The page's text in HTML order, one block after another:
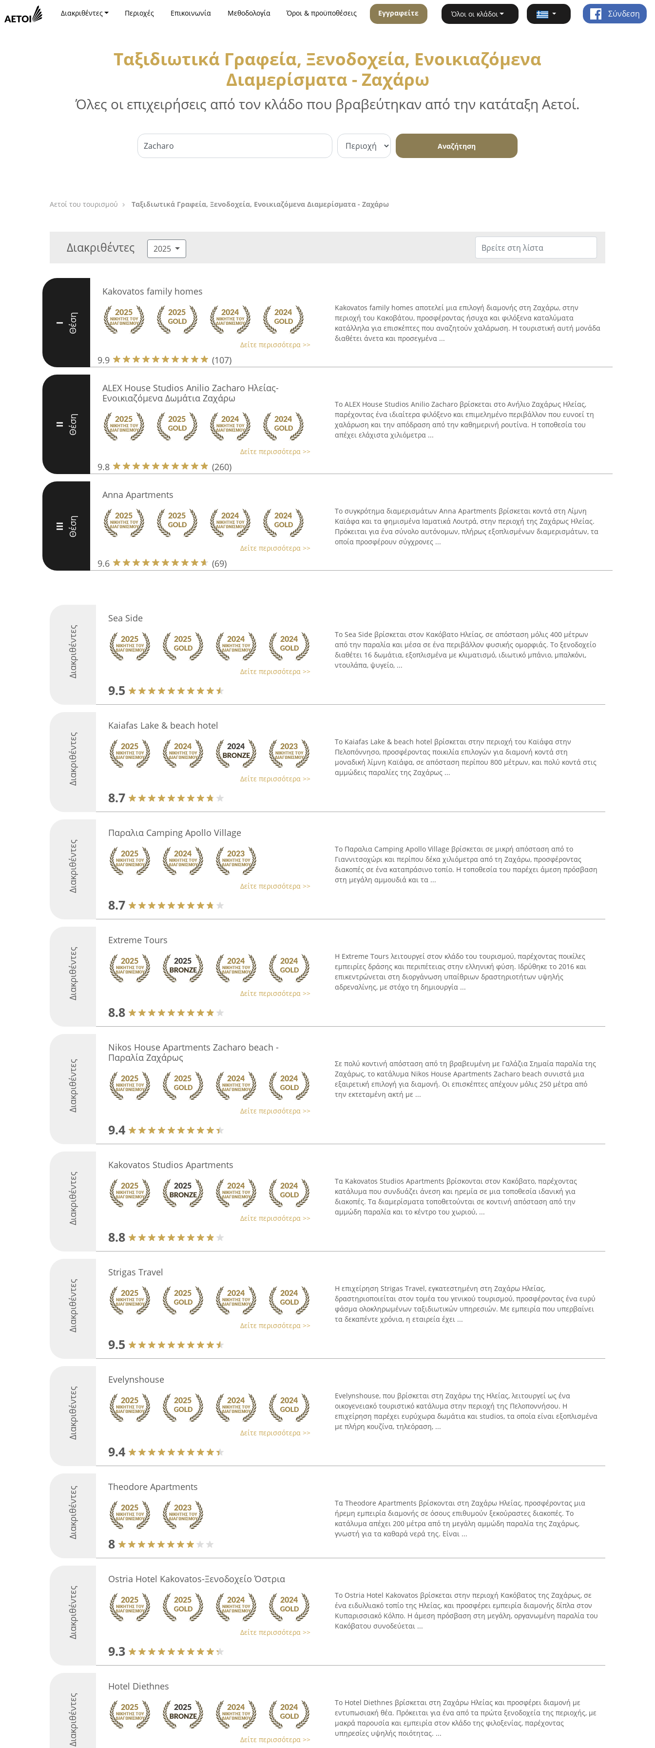
Διακριθέντες Περιοχές Επικοινωνία Μεθοδολογία Όροι & προϋποθέσεις Εγγραφείτε Όλοι οι κλάδοι Σύνδεση
Ταξιδιωτικά Γραφεία, Ξενοδοχεία, Ενοικιαζόμενα
Διαμερίσματα - Ζαχάρω
Όλες οι επιχειρήσεις από τον κλάδο που βραβεύτηκαν από την κατάταξη Αετοί.
Αναζήτηση
Αετοί του τουρισμού Ταξιδιωτικά Γραφεία, Ξενοδοχεία, Ενοικιαζόμενα Διαμερίσματα - Ζαχάρω
Διακριθέντες 2025
I Θέση
Kakovatos family homes
Δείτε περισσότερα >>
9.9 (107)
Kakovatos family homes αποτελεί μια επιλογή διαμονής στη Ζαχάρω, στην
περιοχή του Κακοβάτου, προσφέροντας ήσυχα και φιλόξενα καταλύματα
κατάλληλα για επισκέπτες που αναζητούν χαλάρωση. Η τουριστική αυτή μονάδα
διαθέτει άνετα και προσεγμένα ...
II Θέση
ALEX House Studios Anilio Zacharo Ηλείας-
Ενοικιαζόμενα Δωμάτια Ζαχάρω
Δείτε περισσότερα >>
9.8 (260)
Το ALEX House Studios Anilio Zacharo βρίσκεται στο Ανήλιο Ζαχάρως Ηλείας,
παρέχοντας ένα ιδιαίτερα φιλόξενο και επιμελημένο περιβάλλον που ευνοεί τη
χαλάρωση και την απόδραση από την καθημερινή ρουτίνα. Η τοποθεσία του
απέχει ελάχιστα χιλιόμετρα ...
III Θέση
Anna Apartments
Δείτε περισσότερα >>
9.6 (69)
Το συγκρότημα διαμερισμάτων Anna Apartments βρίσκεται κοντά στη Λίμνη
Καϊάφα και τα φημισμένα Ιαματικά Λουτρά, στην περιοχή της Ζαχάρως Ηλείας.
Πρόκειται για ένα σύνολο αυτόνομων, πλήρως εξοπλισμένων διαμερισμάτων, τα
οποία προσφέρουν σύγχρονες ...
Διακριθέντες
Sea Side
Δείτε περισσότερα >>
9.5
Το Sea Side βρίσκεται στον Κακόβατο Ηλείας, σε απόσταση μόλις 400 μέτρων
από την παραλία και μέσα σε ένα περιβάλλον φυσικής ομορφιάς. Το ξενοδοχείο
διαθέτει 16 δωμάτια, εξοπλισμένα με κλιματισμό, ιδιωτικό μπάνιο, μπαλκόνι,
ντουλάπα, ψυγείο, ...
Διακριθέντες
Kaiafas Lake & beach hotel
Δείτε περισσότερα >>
8.7
Το Kaiafas Lake & beach hotel βρίσκεται στην περιοχή του Καϊάφα στην
Πελοπόννησο, προσφέροντας ποικιλία επιλογών για διαμονή κοντά στη
μοναδική λίμνη Καϊάφα, σε απόσταση περίπου 800 μέτρων, και πολύ κοντά στις
αμμώδεις παραλίες της Ζαχάρως ...
Διακριθέντες
Παραλια Camping Apollo Village
Δείτε περισσότερα >>
8.7
Το Παραλια Camping Apollo Village βρίσκεται σε μικρή απόσταση από το
Γιαννιτσοχώρι και περίπου δέκα χιλιόμετρα από τη Ζαχάρω, προσφέροντας
διακοπές σε ένα καταπράσινο τοπίο. Η τοποθεσία του παρέχει άμεση πρόσβαση
στη μεγάλη αμμουδιά και τα ...
Διακριθέντες
Extreme Tours
Δείτε περισσότερα >>
8.8
Η Extreme Tours λειτουργεί στον κλάδο του τουρισμού, παρέχοντας ποικίλες
εμπειρίες δράσης και περιπέτειας στην ελληνική φύση. Ιδρύθηκε το 2016 και
επικεντρώνεται στη διοργάνωση υπαίθριων δραστηριοτήτων υψηλής
αδρεναλίνης, με στόχο τη δημιουργία ...
Διακριθέντες
Nikos House Apartments Zacharo beach -
Παραλία Ζαχάρως
Δείτε περισσότερα >>
9.4
Σε πολύ κοντινή απόσταση από τη βραβευμένη με Γαλάζια Σημαία παραλία της
Ζαχάρως, το κατάλυμα Nikos House Apartments Zacharo beach συνιστά μια
εξαιρετική επιλογή για διαμονή. Οι επισκέπτες απέχουν μόλις 250 μέτρα από
την εκτεταμένη ακτή με ...
Διακριθέντες
Kakovatos Studios Apartments
Δείτε περισσότερα >>
8.8
Τα Kakovatos Studios Apartments βρίσκονται στον Κακόβατο, παρέχοντας
κατάλυμα που συνδυάζει άνεση και ηρεμία σε μια τοποθεσία ιδανική για
διακοπές. Τα διαμερίσματα τοποθετούνται σε κοντινή απόσταση από την
αμμώδη παραλία και το κέντρο του χωριού, ...
Διακριθέντες
Strigas Travel
Δείτε περισσότερα >>
9.5
Η επιχείρηση Strigas Travel, εγκατεστημένη στη Ζαχάρω Ηλείας,
δραστηριοποιείται στον τομέα του γενικού τουρισμού, προσφέροντας ένα ευρύ
φάσμα ολοκληρωμένων ταξιδιωτικών υπηρεσιών. Με εμπειρία που υπερβαίνει
τα δεκαπέντε χρόνια, η εταιρεία έχει ...
Διακριθέντες
Evelynshouse
Δείτε περισσότερα >>
9.4
Evelynshouse, που βρίσκεται στη Ζαχάρω της Ηλείας, λειτουργεί ως ένα
οικογενειακό τουριστικό κατάλυμα στην περιοχή της Πελοποννήσου. Η
επιχείρηση παρέχει ευρύχωρα δωμάτια και studios, τα οποία είναι εξοπλισμένα
με πλήρη κουζίνα, τηλεόραση, ...
Διακριθέντες Theodore Apartments
8
Τα Theodore Apartments βρίσκονται στη Ζαχάρω Ηλείας, προσφέροντας μια
ήρεμη εμπειρία διαμονής σε όσους επιθυμούν ξεκούραστες διακοπές. Το
κατάλυμα απέχει 200 μέτρα από τη μεγάλη αμμώδη παραλία της Ζαχάρως,
γνωστή για τα καθαρά νερά της. Είναι ...
Διακριθέντες
Ostria Hotel Kakovatos-Ξενοδοχείο Όστρια
Δείτε περισσότερα >>
9.3
Το Ostria Hotel Kakovatos βρίσκεται στην περιοχή Κακόβατος της Ζαχάρως, σε
ένα ειδυλλιακό τοπίο της Ηλείας, και προσφέρει εμπειρία διαμονής δίπλα στον
Κυπαρισσιακό Κόλπο. Η άμεση πρόσβαση στη μεγάλη, οργανωμένη παραλία του
Κακόβατου συνοδεύεται ...
Διακριθέντες
Hotel Diethnes
Δείτε περισσότερα >>
Το Hotel Diethnes βρίσκεται στη Ζαχάρω Ηλείας και προσφέρει διαμονή με
εντυπωσιακή θέα. Πρόκειται για ένα από τα πρώτα ξενοδοχεία της περιοχής, με
μακρά παρουσία και εμπειρία στον κλάδο της φιλοξενίας, παρέχοντας
υπηρεσίες υψηλής ποιότητας. ...